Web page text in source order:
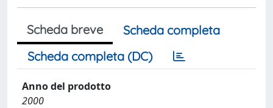
Scheda breve
Scheda completa
Scheda completa (DC)
Anno del prodotto
2000